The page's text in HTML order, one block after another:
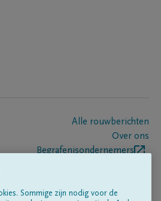
Alle rouwberichten
Over ons
Begrafenisondernemers
Sommige zijn nodig voor de